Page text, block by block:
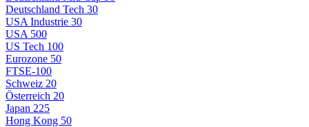
Deutschland Tech 30
USA Industrie 30
USA 500
US Tech 100
Eurozone 50
FTSE-100
Schweiz 20
Österreich 20
Japan 225
Hong Kong 50